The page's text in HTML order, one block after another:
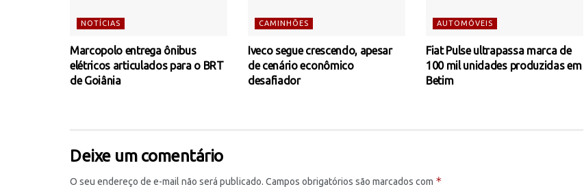
NOTÍCIAS
Marcopolo entrega ônibus
elétricos articulados para o BRT
de Goiânia
CAMINHÕES
Iveco segue crescendo, apesar
de cenário econômico
desafiador
AUTOMÓVEIS
Fiat Pulse ultrapassa marca de
100 mil unidades produzidas em
Betim
Deixe um comentário
O seu endereço de e-mail não será publicado. Campos obrigatórios são marcados com *